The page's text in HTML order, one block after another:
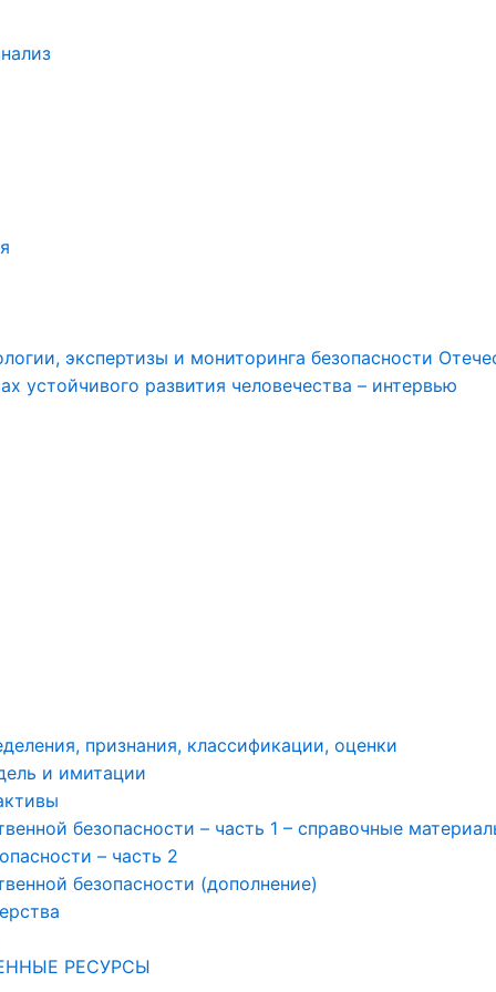
экспертизы и мониторинга безопасности
устойчивого развития человечества – интервью
признания, классификации, оценки
и имитации
безопасности – часть 1 – справочные
– часть 2
безопасности (дополнение)
РЕСУРСЫ